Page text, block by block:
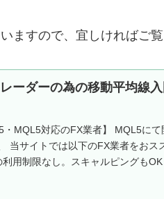
ますので、宜しければご覧
ーダーの為の移動平均線
MQL5対応のFX業者】 MQL5にて
当サイトでは以下のFX業者をおス
用制限なし。スキャルピングもOK